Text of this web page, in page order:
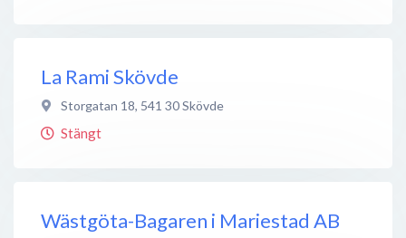
La Rami Skövde
Storgatan 18, 541 30Skövde
Stängt
Wästgöta-Bagaren i Mariestad AB